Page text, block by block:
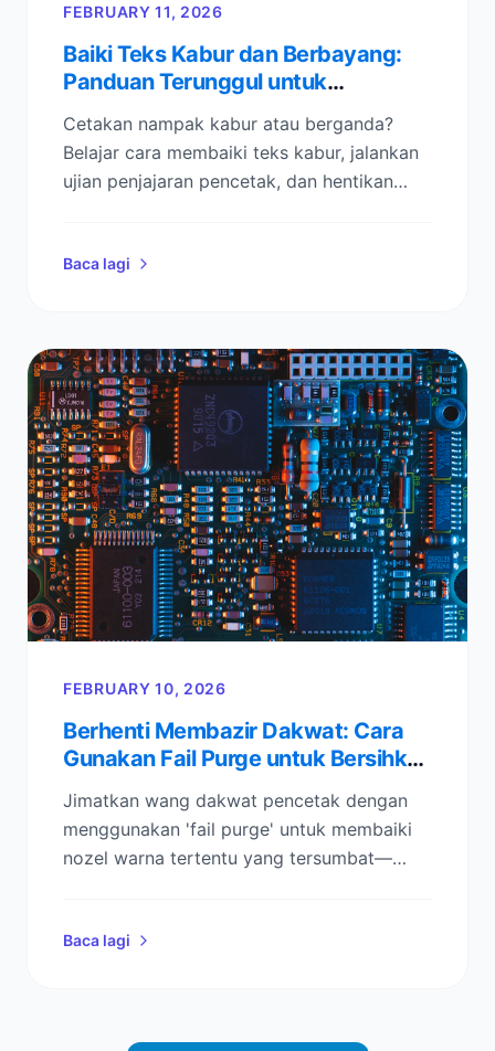
FEBRUARY 11, 2026
Baiki Teks Kabur dan Berbayang:
Panduan Terunggul untuk
Cetakan nampak kabur atau berganda?
Belajar cara membaiki teks kabur, jalankan
ujian penjajaran pencetak, dan hentikan
langkah ini.
Baca lagi
FEBRUARY 10, 2026
Berhenti Membazir Dakwat: Cara
Gunakan Fail Purge untuk Bersihkan
Jimatkan wang dakwat pencetak dengan
menggunakan 'fail purge' untuk membaiki
nozel warna tertentu yang tersumbat—
Baca lagi